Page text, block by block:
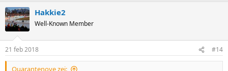
Hakkie2
Well-Known Member
21 feb 2018 #14
Quarantenove zei: